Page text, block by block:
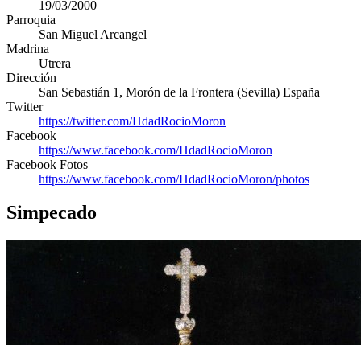
19/03/2000
Parroquia
San Miguel Arcangel
Madrina
Utrera
Dirección
San Sebastián 1 , Morón de la Frontera (Sevilla) España
Twitter
https://twitter.com/HdadRocioMoron
Facebook
https://www.facebook.com/HdadRocioMoron
Facebook Fotos
https://www.facebook.com/HdadRocioMoron/photos
Simpecado